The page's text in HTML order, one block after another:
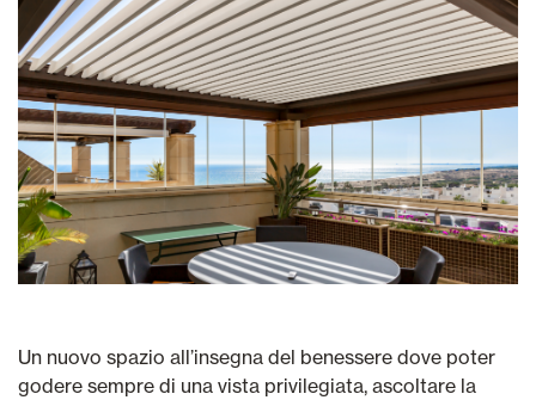
Un nuovo spazio all’insegna del benessere dove poter
godere sempre di una vista privilegiata, ascoltare la